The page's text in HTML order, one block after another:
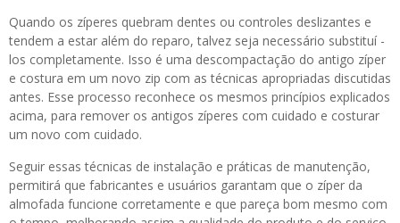
Quando os zíperes quebram dentes ou controles deslizantes e
tendem a estar além do reparo, talvez seja necessário substituí -
los completamente. Isso é uma descompactação do antigo zíper
e costura em um novo zip com as técnicas apropriadas discutidas
antes. Esse processo reconhece os mesmos princípios explicados
acima, para remover os antigos zíperes com cuidado e costurar
um novo com cuidado.
Seguir essas técnicas de instalação e práticas de manutenção,
permitirá que fabricantes e usuários garantam que o zíper da
almofada funcione corretamente e que pareça bom mesmo com